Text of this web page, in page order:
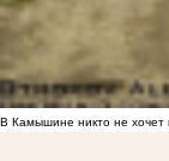
В Камышине никто не хочет